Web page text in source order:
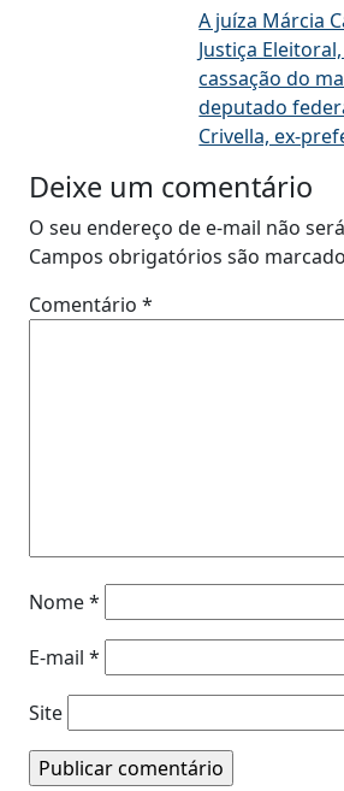
A juíza Márcia
Justiça
cassação do
deputado
Crivella, ex-
Deixe um comentário
O seu endereço de e-mail não
Campos obrigatórios são
Comentário *
Nome*
E-mail *
Site